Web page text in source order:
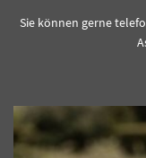
Sie können gerne